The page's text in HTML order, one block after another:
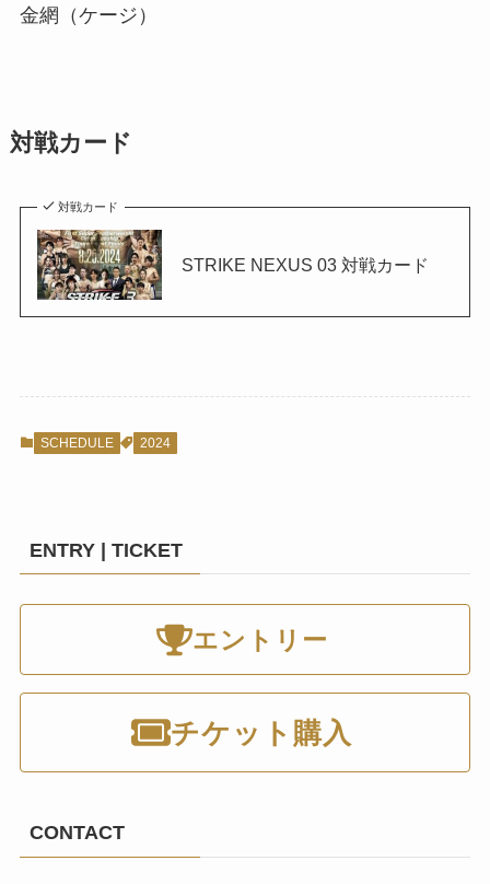
金網（ケージ）
対戦カード
対戦カード
STRIKE NEXUS 03 対戦カード
SCHEDULE 2024
ENTRY | TICKET
エントリー
チケット購入
CONTACT